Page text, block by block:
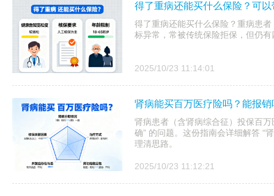
得了重病还能买什么保险？可
得了重病还能买什么保险？重病患
标异常，常被传统保险拒保，但仍
2025/10/23 11:14:01
肾病能买百万医疗险吗？能报
肾病患者（含肾病综合征）投保百万
确” 的问题。这份指南会详细解答 “
理清思路。
2025/10/23 11:12:21